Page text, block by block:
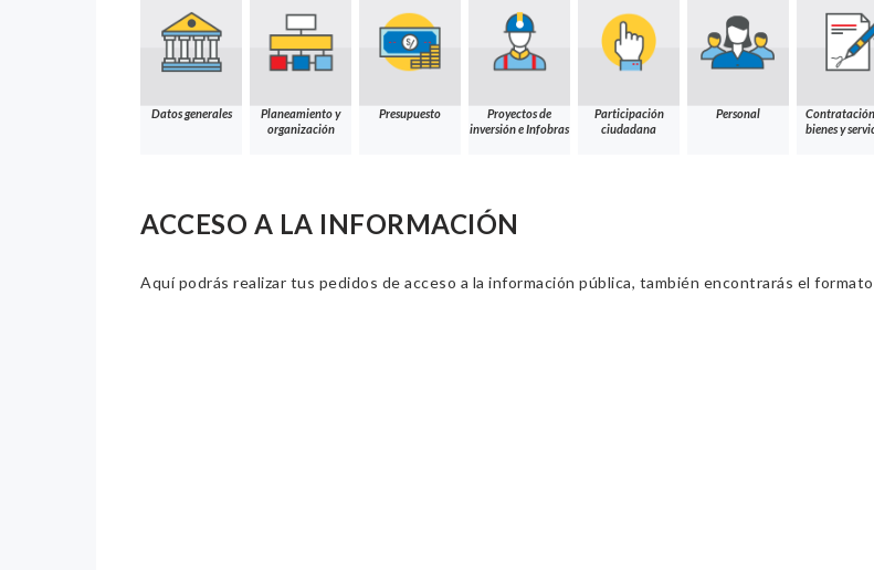
Datos generales
Planeamiento y
organización
Presupuesto
Proyectos de
inversión e Infobras
Participación
ciudadana
Personal
bienes y
ACCESO A LA INFORMACIÓN
Aquí podrás realizar tus pedidos de acceso a la información pública, también encontrarás el